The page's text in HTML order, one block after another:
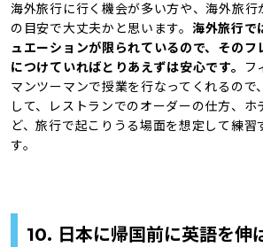
海外旅行に行く機会が多い方や、海外旅行
の目安で大丈夫かと思います。 海外旅行で
ュエーションが限られているので、そのフ
につけていればとりあえずは安心です。
フ
マンツーマンで授業を行なってくれるので
して、レストランでのオーダーの仕方、ホ
ど、旅行で起こりうる場面を想定して練習
す。
10. 日本に帰国前に英語を伸